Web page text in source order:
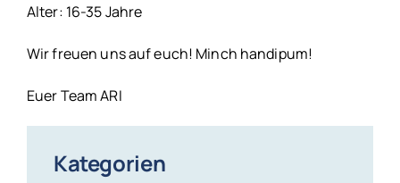
Alter: 16-35 Jahre
Wir freuen uns auf euch! Minch handipum!
Euer Team ARI
Kategorien